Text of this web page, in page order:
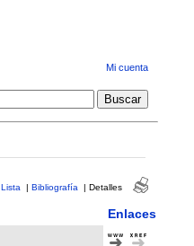
Mi cuenta
Lista | Bibliografía | Detalles
Enlaces